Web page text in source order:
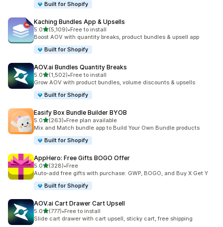
Built for Shopify
Kaching Bundles App & Upsells
5.0เต็ม 5 ดาว
(5,109)
ทั้งหมด 5109 รีวิว
•Free to install
Boost AOV with quantity breaks, product bundles & upsell app
Built for Shopify
AOV.ai Bundles Quantity Breaks
5.0เต็ม 5 ดาว
(1,502)
ทั้งหมด 1502 รีวิว
•Free to install
Grow AOV with product bundles, volume discounts & upsells
Built for Shopify
Easify Box Bundle Builder BYOB
5.0เต็ม 5 ดาว
(263)
ทั้งหมด 263 รีวิว
•Free plan available
Mix and Match bundle app to Build Your Own Bundle products
Built for Shopify
AppHero: Free Gifts BOGO Offer
5.0เต็ม 5 ดาว
(328)
ทั้งหมด 328 รีวิว
•Free
Auto-add free gifts with purchase: GWP, BOGO, and Buy X Get Y
Built for Shopify
AOV.ai Cart Drawer Cart Upsell
5.0เต็ม 5 ดาว
(777)
ทั้งหมด 777 รีวิว
•Free to install
Slide cart drawer with cart upsell, sticky cart, free shipping